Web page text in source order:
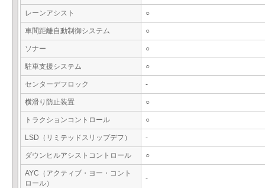
レーンアシスト ○
車間距離自動制御システム ○
ソナー ○
駐車支援システム ○
センターデフロック -
横滑り防止装置 ○
トラクションコントロール ○
LSD（リミテッドスリップデフ） -
ダウンヒルアシストコントロール ○
AYC（アクティブ・ヨー・コント
ロール）
-